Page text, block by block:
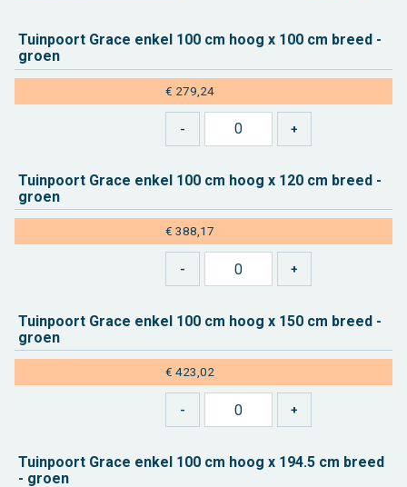
Tuin­poort Grace enkel 100 cm hoog x 100 cm breed -
groen
€ 279,24
Tuin­poort Grace enkel 100 cm hoog x 120 cm breed -
groen
€ 388,17
Tuin­poort Grace enkel 100 cm hoog x 150 cm breed -
groen
€ 423,02
Tuin­poort Grace enkel 100 cm hoog x 194.5 cm breed
- groen